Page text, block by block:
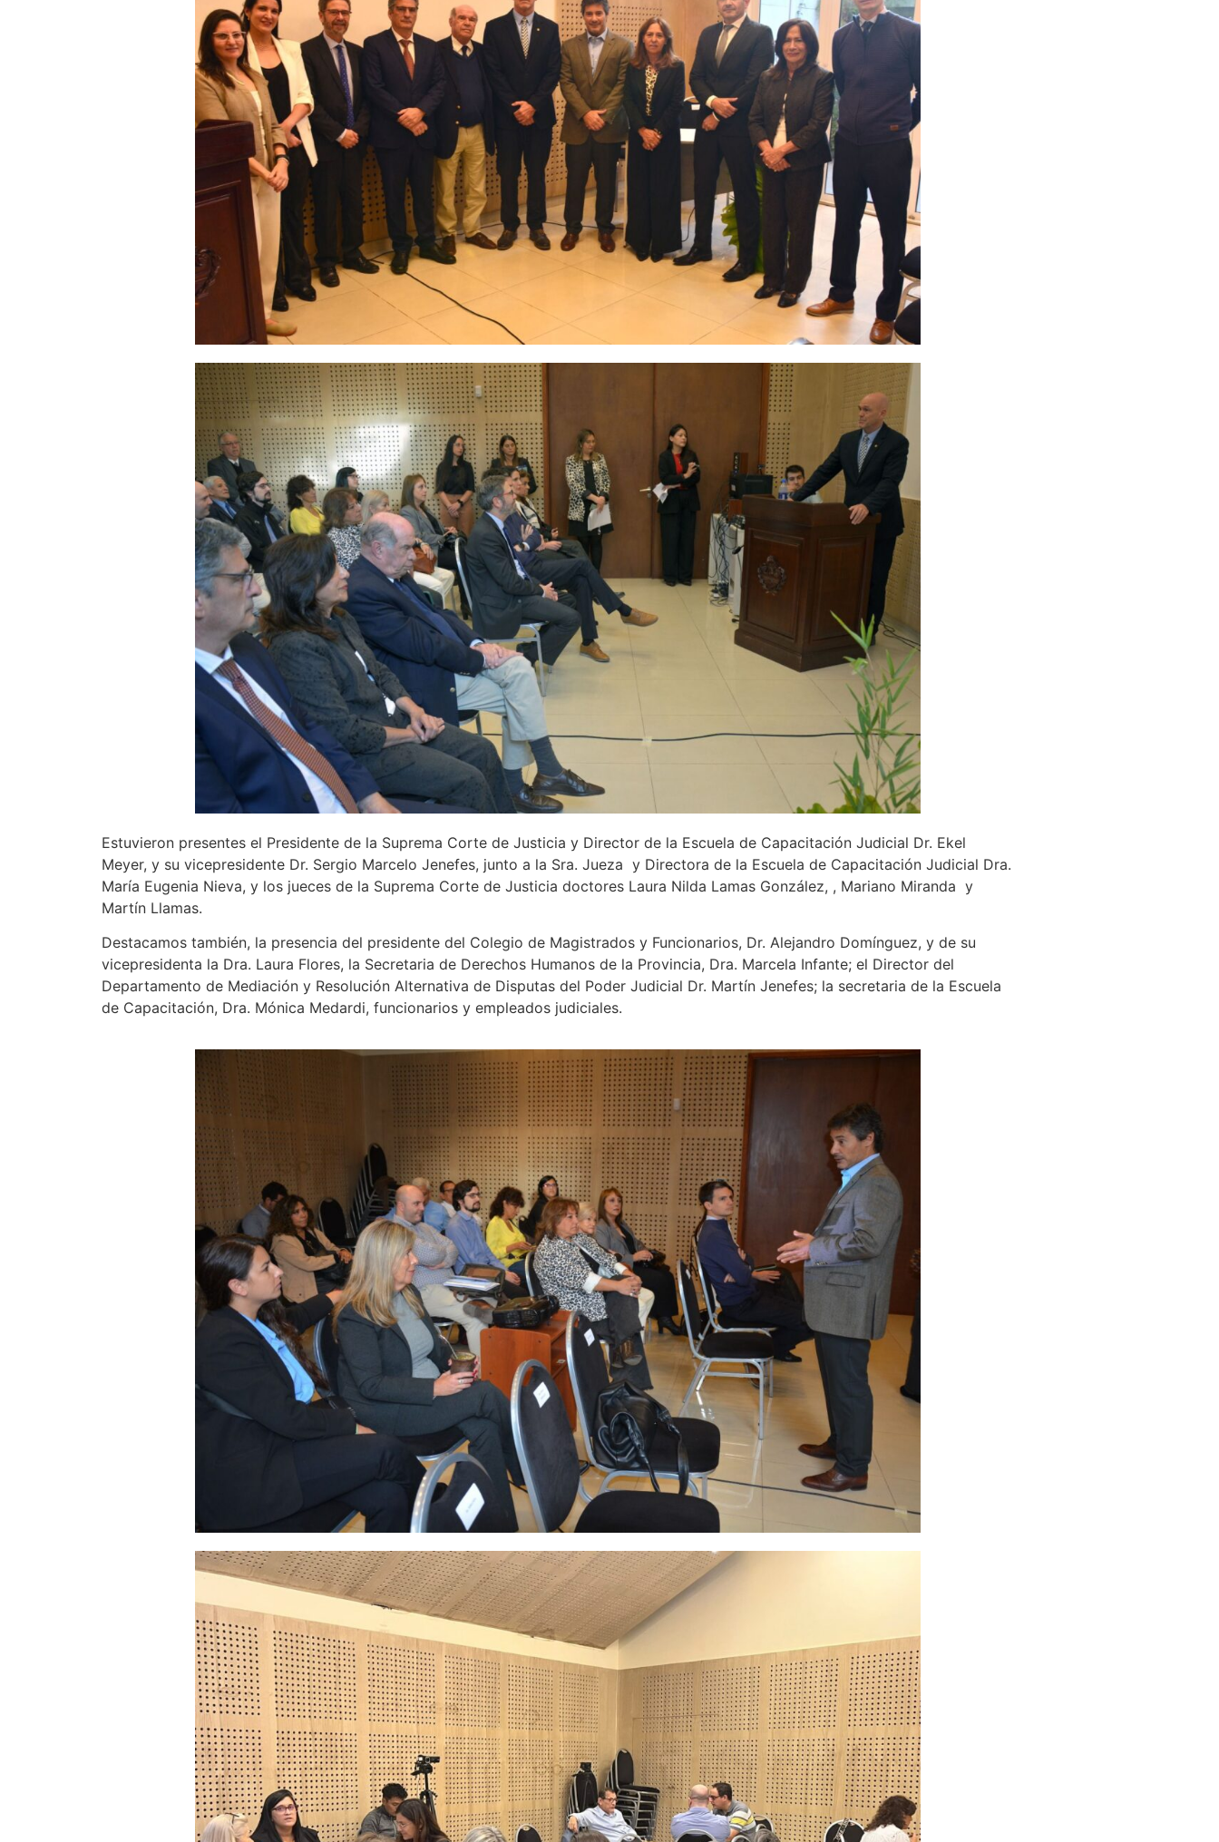
Estuvieron presentes el Presidente de la Suprema Corte de Justicia y Director de la Escuela de Capacitación Judicial Dr. Ekel
Meyer, y su vicepresidente Dr. Sergio Marcelo Jenefes, junto a la Sra. Jueza y Directora de la Escuela de Capacitación Judicial Dra.
María Eugenia Nieva, y los jueces de la Suprema Corte de Justicia doctores Laura Nilda Lamas González, , Mariano Miranda y
Martín Llamas.
Destacamos también, la presencia del presidente del Colegio de Magistrados y Funcionarios, Dr. Alejandro Domínguez, y de su
vicepresidenta la Dra. Laura Flores, la Secretaria de Derechos Humanos de la Provincia, Dra. Marcela Infante; el Director del
Departamento de Mediación y Resolución Alternativa de Disputas del Poder Judicial Dr. Martín Jenefes; la secretaria de la Escuela
de Capacitación, Dra. Mónica Medardi, funcionarios y empleados judiciales.